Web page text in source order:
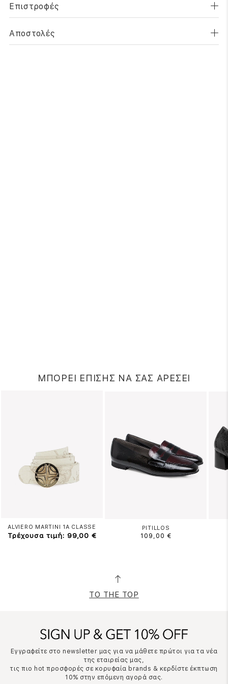
Επιστροφές
Αποστολές
ΜΠΟΡΕΙ ΕΠΙΣΗΣ ΝΑ ΣΑΣ ΑΡΕΣΕΙ
ALVIERO MARTINI 1A CLASSE
Τρέχουσα τιμή: 99,00 €
PITILLOS
109,00 €
TO THE TOP
Εγγραφείτε στο newsletter μας για να μάθετε πρώτοι για τα νέα
της εταιρείας μας,
τις πιο hot προσφορές σε κορυφαία brands & κερδίστε έκπτωση
10% στην επόμενη αγορά σας.